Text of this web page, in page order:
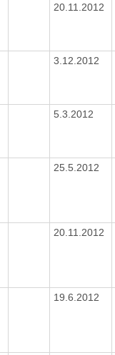
20.11.2012
3.12.2012
5.3.2012
25.5.2012
20.11.2012
19.6.2012